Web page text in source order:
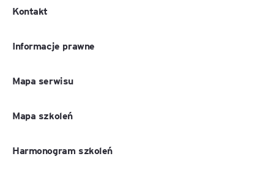
Kontakt
Informacje prawne
Mapa serwisu
Mapa szkoleń
Harmonogram szkoleń